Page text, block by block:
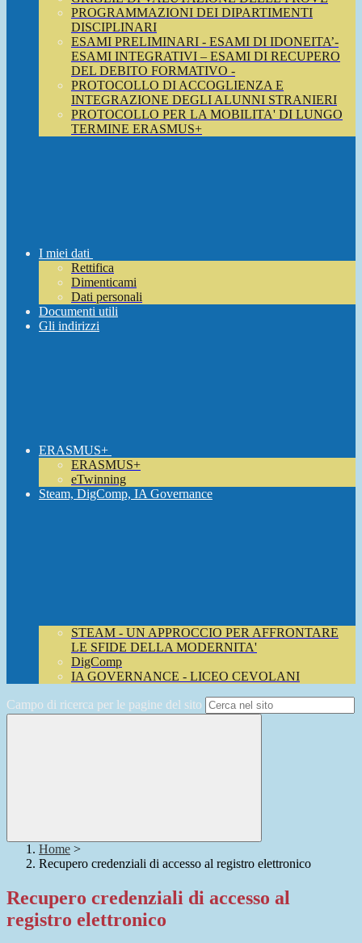
PROGRAMMAZIONI DEI DIPARTIMENTI
DISCIPLINARI
ESAMI PRELIMINARI - ESAMI DI IDONEITA’-
ESAMI INTEGRATIVI – ESAMI DI RECUPERO
DEL DEBITO FORMATIVO -
PROTOCOLLO DI ACCOGLIENZA E
INTEGRAZIONE DEGLI ALUNNI STRANIERI
PROTOCOLLO PER LA MOBILITA' DI LUNGO
TERMINE ERASMUS+
I miei dati
Rettifica
Dimenticami
Dati personali
Documenti utili
Gli indirizzi
ERASMUS+
ERASMUS+
eTwinning
Steam, DigComp, IA Governance
STEAM - UN APPROCCIO PER AFFRONTARE
LE SFIDE DELLA MODERNITA'
DigComp
IA GOVERNANCE - LICEO CEVOLANI
Campo di ricerca per le pagine del sito
Home >
Recupero credenziali di accesso al registro elettronico
Recupero credenziali di accesso al
registro elettronico